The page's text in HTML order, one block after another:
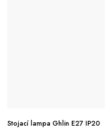
Stojací lampa Ghlin E27 IP20